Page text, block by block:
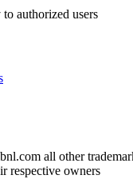
authorized users
all other
respective owners